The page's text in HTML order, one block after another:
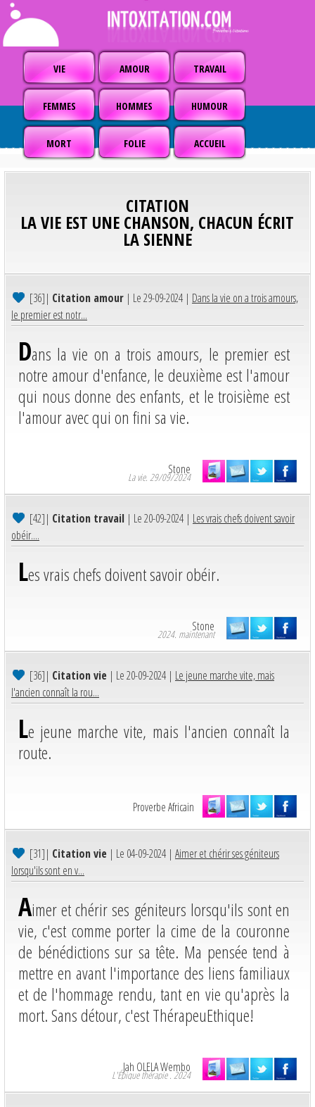
VIE AMOUR TRAVAIL
FEMMES HOMMES HUMOUR
MORT FOLIE ACCUEIL
CITATION
LA VIE EST UNE CHANSON, CHACUN ÉCRIT
LA SIENNE
[36]| Citation amour | Le 29-09-2024 | Dans la vie on a trois amours,
le premier est notr...
Dans la vie on a trois amours, le premier est
notre amour d'enfance, le deuxième est l'amour
qui nous donne des enfants, et le troisième est
l'amour avec qui on fini sa vie.
Stone
La vie. 29/09/2024
[42]| Citation travail | Le 20-09-2024 | Les vrais chefs doivent savoir
obéir....
Les vrais chefs doivent savoir obéir.
Stone
2024. maintenant
[36]| Citation vie | Le 20-09-2024 | Le jeune marche vite, mais
l'ancien connaît la rou...
Le jeune marche vite, mais l'ancien connaît la
route.
Proverbe Africain
[31]| Citation vie | Le 04-09-2024 | Aimer et chérir ses géniteurs
lorsqu'ils sont en v...
Aimer et chérir ses géniteurs lorsqu'ils sont en
vie, c'est comme porter la cime de la couronne
de bénédictions sur sa tête. Ma pensée tend à
mettre en avant l'importance des liens familiaux
et de l'hommage rendu, tant en vie qu'après la
mort. Sans détour, c'est ThérapeuEthique!
Jah OLELA Wembo
L'Épique thérapie . 2024